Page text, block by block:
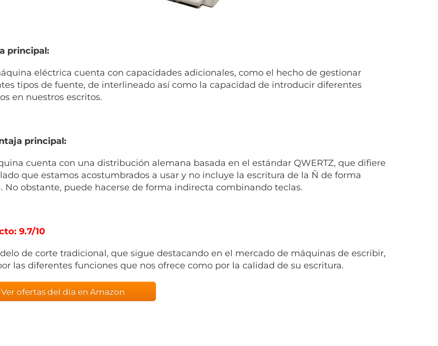
principal:
eléctrica cuenta con capacidades adicionales, como el hecho de gestionar
tipos de fuente, de interlineado así como la capacidad de introducir diferentes
en nuestros escritos.
principal:
cuenta con una distribución alemana basada en el estándar QWERTZ, que difiere
que estamos acostumbrados a usar y no incluye la escritura de la Ñ de forma
No obstante, puede hacerse de forma indirecta combinando teclas.
9.7/10
de corte tradicional, que sigue destacando en el mercado de máquinas de escribir,
las diferentes funciones que nos ofrece como por la calidad de su escritura.
Ver ofertas del día en Amazon